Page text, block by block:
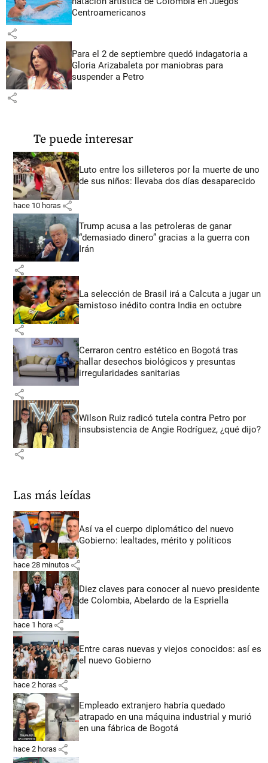
Centroamericanos
share
Para el 2 de septiembre quedó indagatoria a
Gloria Arizabaleta por maniobras para
suspender a Petro
share
Te puede interesar
Luto entre los silleteros por la muerte de uno
de sus niños: llevaba dos días desaparecido
hace 10 horas share
Trump acusa a las petroleras de ganar
“demasiado dinero” gracias a la guerra con
Irán
share
La selección de Brasil irá a Calcuta a jugar un
amistoso inédito contra India en octubre
share
Cerraron centro estético en Bogotá tras
hallar desechos biológicos y presuntas
irregularidades sanitarias
share
Wilson Ruiz radicó tutela contra Petro por
insubsistencia de Angie Rodríguez, ¿qué dijo?
share
Las más leídas
Así va el cuerpo diplomático del nuevo
Gobierno: lealtades, mérito y políticos
hace 28 minutos share
Diez claves para conocer al nuevo presidente
de Colombia, Abelardo de la Espriella
hace 1 hora share
Entre caras nuevas y viejos conocidos: así es
el nuevo Gobierno
hace 2 horas share
Empleado extranjero habría quedado
atrapado en una máquina industrial y murió
en una fábrica de Bogotá
hace 2 horas share